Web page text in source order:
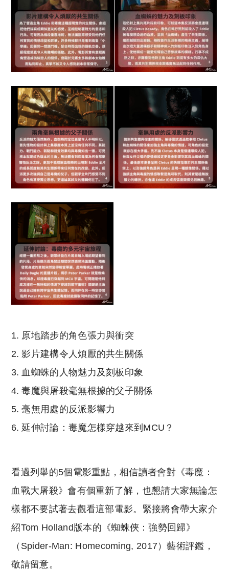
原地踏步的角色張力與衝突
影片建構令人煩厭的共生關係
血蜘蛛的人物魅力及刻板印象
毒魔與屠殺毫無根據的父子關係
毫無用處的反派影響力
延伸討論：毒魔怎樣穿越來到MCU？
看過列舉的5個電影重點，相信讀者會對《毒魔：
血戰大屠殺》會有個重新了解，也懇請大家無論怎
樣都不要試著去觀看這部電影。緊接將會帶大家介
紹Tom Holland版本的《蜘蛛俠：強勢回歸》
（Spider-Man: Homecoming, 2017）藝術評鑑，
敬請留意。